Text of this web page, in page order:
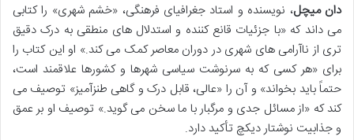
دان میچل، نویسنده و استاد جغرافیای فرهنگی، «خشم شهری» را کتابی
می داند که «با جزئیات قانع کننده و استدلال های منطقی به درک دقیق
تری از ناآرامی های شهری در دوران معاصر کمک می کند.» او این کتاب را
برای «هر کسی که به سرنوشت سیاسی شهرها و کشورها علاقمند است،
حتماً باید بخواند» و آن را «عالی، قابل درک و گاهی طنزآمیز» توصیف می
کند که «از مسائل جدی و مرگبار با ما سخن می گوید.» توصیف او بر عمق
و جذابیت نوشتار دیکچ تأکید دارد.